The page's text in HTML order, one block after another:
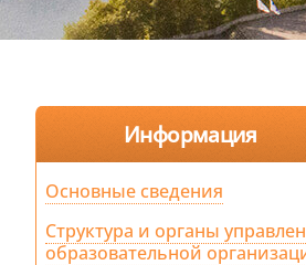
Информация
Основные сведения
Структура и органы
образовательной